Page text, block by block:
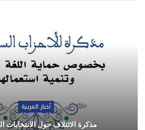
أخبار العربية
مذكرة الائتلاف حول الانتخابات